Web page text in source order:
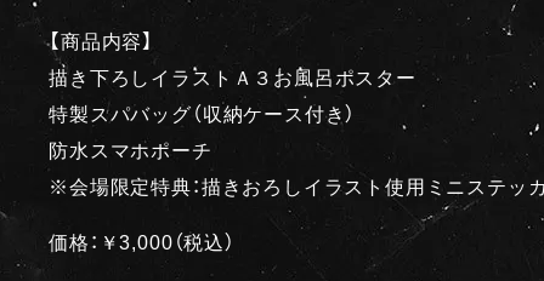
【商品内容】
描き下ろしイラストＡ３お風呂ポスター
特製スパバッグ（収納ケース付き）
防水スマホポーチ
※会場限定特典：描きおろしイラスト使用ミニステッ
価格：￥3,000（税込）